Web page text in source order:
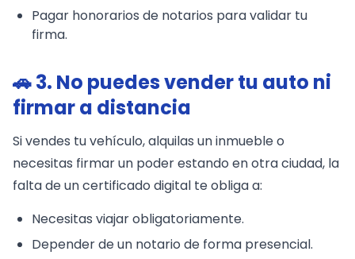
Pagar honorarios de notarios para validar tu
firma.
🚗 3. No puedes vender tu auto ni
firmar a distancia
Si vendes tu vehículo, alquilas un inmueble o
necesitas firmar un poder estando en otra ciudad, la
falta de un certificado digital te obliga a:
Necesitas viajar obligatoriamente.
Depender de un notario de forma presencial.